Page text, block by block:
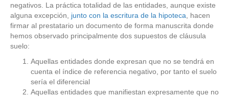
negativos. La práctica totalidad de las entidades, aunque existe
alguna excepción, junto con la escritura de la hipoteca , hacen
firmar al prestatario un documento de forma manuscrita donde
hemos observado principalmente dos supuestos de cláusula
suelo:
Aquellas entidades donde expresan que no se tendrá en
cuenta el índice de referencia negativo, por tanto el suelo
sería el diferencial
Aquellas entidades que manifiestan expresamente que no